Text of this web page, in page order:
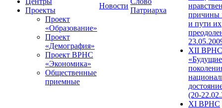
Проекты
Проект
«Образование»
Проект
«Демография»
Проект ВРНС
«Экономика»
Общественные
приемные
Новости
Патриарха
причины
и пути их
XII ВРНС
«Будущие
(20-
XI ВРНС